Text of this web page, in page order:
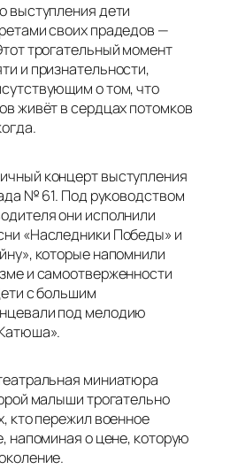
выступления дети
своих прадедов —
трогательный момент
и признательности,
о том, что
живёт в сердцах потомков
концерт выступления
№ 61. Под руководством
они исполнили
«Наследники Победы» и
которые напомнили
и самоотверженности
с большим
под мелодию
миниатюра
малыши трогательно
кто пережил военное
напоминая о цене, которую